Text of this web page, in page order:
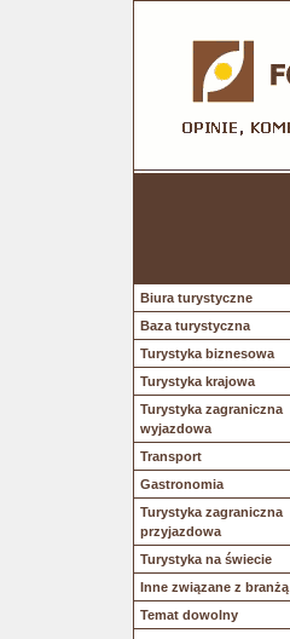
Biura turystyczne
Baza turystyczna
Turystyka biznesowa
Turystyka krajowa
Turystyka zagraniczna
wyjazdowa
Transport
Gastronomia
Turystyka zagraniczna
przyjazdowa
Turystyka na świecie
Inne związane z branżą
Temat dowolny